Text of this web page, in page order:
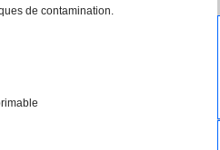
de contamination.